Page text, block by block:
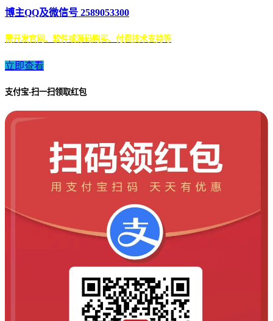
博主QQ及微信号 2589053300
需开发官网、软件或源码购买、付费技术支持等
立即查看
支付宝-扫一扫领取红包